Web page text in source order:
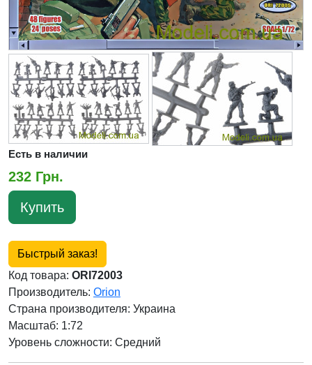
Есть в наличии
232 Грн.
Купить
Быстрый заказ!
Код товара: ORI72003
Производитель: Orion
Страна производителя: Украина
Масштаб: 1:72
Уровень сложности: Cредний